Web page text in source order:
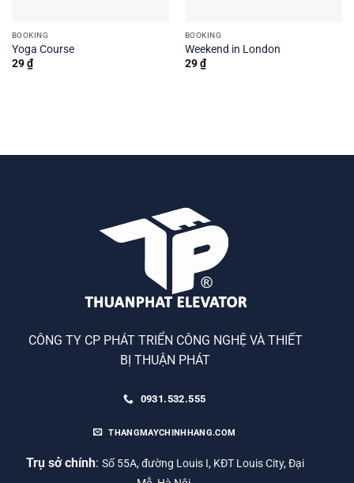
BOOKING
Yoga Course
29₫
BOOKING
Weekend in London
29₫
CÔNG TY CP PHÁT TRIỂN CÔNG NGHỆ VÀ THIẾT
BỊ THUẬN PHÁT
0931.532.555
THANGMAYCHINHHANG.COM
Trụ sở chính: Số 55A, đường Louis I, KĐT Louis City, Đại